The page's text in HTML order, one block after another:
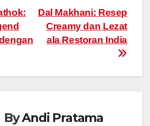
Dal Makhani: Resep
Creamy dan Lezat
ala Restoran India
ByAndi Pratama